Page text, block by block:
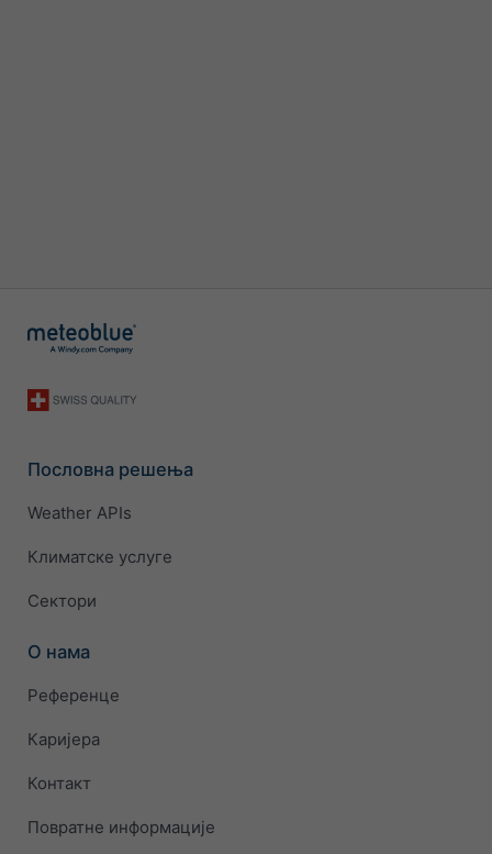
Пословна решења
Weather APIs
Климатске услуге
Сектори
О нама
Референце
Каријера
Контакт
Повратне информације